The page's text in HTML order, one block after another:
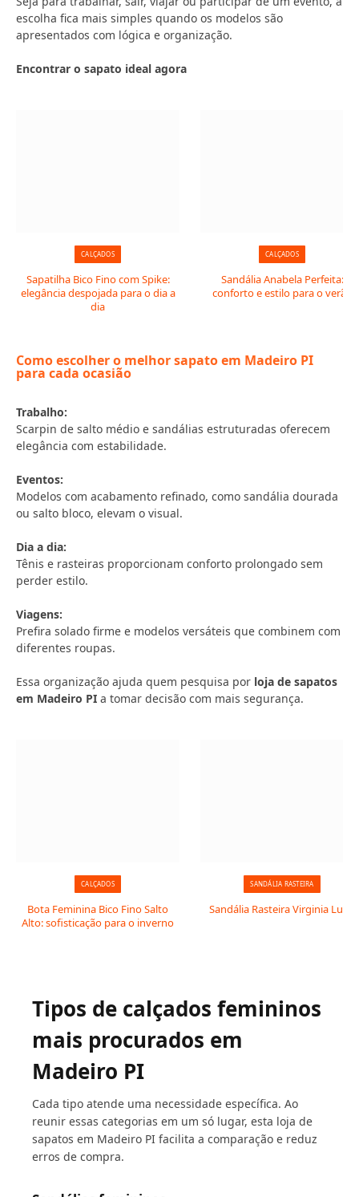
escolha fica mais simples quando os modelos são
apresentados com lógica e organização.
Encontrar o sapato ideal agora
CALÇADOS
Sapatilha Bico Fino com Spike:
elegância despojada para o dia a
dia
CALÇADOS
Sandália Anabela Perfeita:
conforto e estilo para o verão
Como escolher o melhor sapato em Madeiro PI
para cada ocasião
Trabalho:
Scarpin de salto médio e sandálias estruturadas oferecem
elegância com estabilidade.
Eventos:
Modelos com acabamento refinado, como sandália dourada
ou salto bloco, elevam o visual.
Dia a dia:
Tênis e rasteiras proporcionam conforto prolongado sem
perder estilo.
Viagens:
Prefira solado firme e modelos versáteis que combinem com
diferentes roupas.
Essa organização ajuda quem pesquisa por loja de sapatos
em Madeiro PI a tomar decisão com mais segurança.
CALÇADOS
Bota Feminina Bico Fino Salto
Alto: sofisticação para o inverno
SANDÁLIA RASTEIRA
Sandália Rasteira Virginia Luxo
Tipos de calçados femininos
mais procurados em
Madeiro PI
Cada tipo atende uma necessidade específica. Ao
reunir essas categorias em um só lugar, esta loja de
sapatos em Madeiro PI facilita a comparação e reduz
erros de compra.